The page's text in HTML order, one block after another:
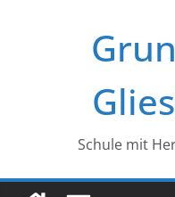
Schule mit